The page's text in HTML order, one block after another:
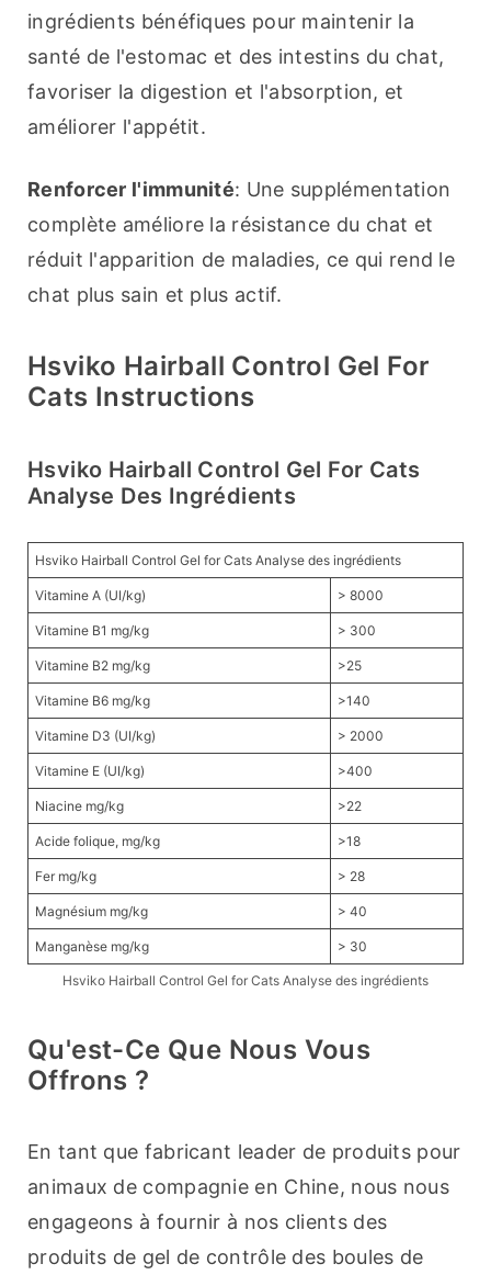
ingrédients bénéfiques pour maintenir la
santé de l'estomac et des intestins du chat,
favoriser la digestion et l'absorption, et
améliorer l'appétit.
Renforcer l'immunité: Une supplémentation
complète améliore la résistance du chat et
réduit l'apparition de maladies, ce qui rend le
chat plus sain et plus actif.
Hsviko Hairball Control Gel For
Cats Instructions
Hsviko Hairball Control Gel For Cats
Analyse Des Ingrédients
Hsviko Hairball Control Gel for Cats Analyse des ingrédients
Vitamine A (UI/kg) > 8000
Vitamine B1 mg/kg > 300
Vitamine B2 mg/kg >25
Vitamine B6 mg/kg >140
Vitamine D3 (UI/kg) > 2000
Vitamine E (UI/kg) >400
Niacine mg/kg >22
Acide folique, mg/kg >18
Fer mg/kg > 28
Magnésium mg/kg > 40
Manganèse mg/kg > 30
Hsviko Hairball Control Gel for Cats Analyse des ingrédients
Qu'est-Ce Que Nous Vous
Offrons ?
En tant que fabricant leader de produits pour
animaux de compagnie en Chine, nous nous
engageons à fournir à nos clients des
produits de gel de contrôle des boules de